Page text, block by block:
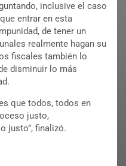
inclusive el caso
entrar en esta
de tener un
realmente hagan su
fiscales también lo
disminuir lo más
que todos, todos en
justo,
justo”, finalizó.